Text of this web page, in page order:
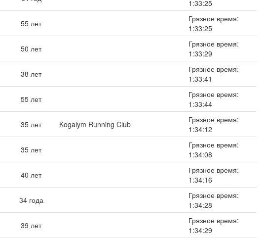
1:33:25
55 лет
Грязное время:
1:33:25
50 лет
Грязное время:
1:33:29
38 лет
Грязное время:
1:33:41
55 лет
Грязное время:
1:33:44
35 лет Kogalym Running Club
Грязное время:
1:34:12
35 лет
Грязное время:
1:34:08
40 лет
Грязное время:
1:34:16
34 года
Грязное время:
1:34:28
39 лет
Грязное время:
1:34:29